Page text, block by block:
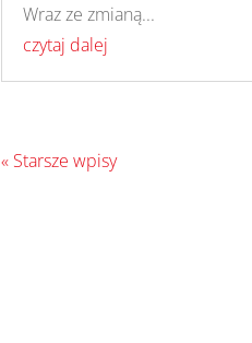
Wraz ze zmianą...
czytaj dalej
« Starsze wpisy